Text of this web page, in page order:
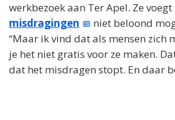
werkbezoek aan Ter Apel. Ze
misdragingen
niet beloond
“Maar ik vind dat als mensen zich
je het niet gratis voor ze maken.
dat het misdragen stopt. En daar